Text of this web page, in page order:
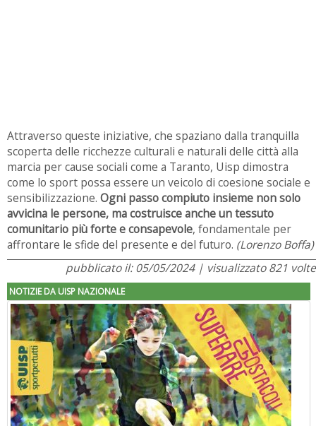
Attraverso queste iniziative, che spaziano dalla tranquilla
scoperta delle ricchezze culturali e naturali delle città alla
marcia per cause sociali come a Taranto, Uisp dimostra
come lo sport possa essere un veicolo di coesione sociale e
sensibilizzazione. Ogni passo compiuto insieme non solo
avvicina le persone, ma costruisce anche un tessuto
comunitario più forte e consapevole, fondamentale per
affrontare le sfide del presente e del futuro. (Lorenzo Boffa)
pubblicato il: 05/05/2024 | visualizzato 821 volte
NOTIZIE DA UISP NAZIONALE